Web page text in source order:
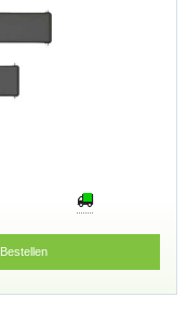
Bestellen